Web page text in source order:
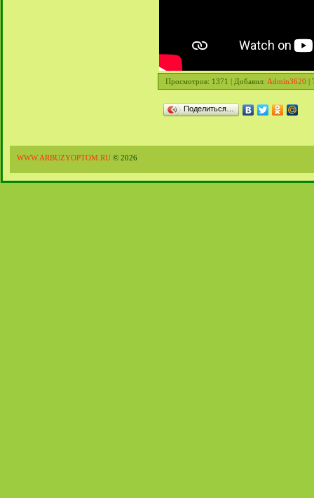
Просмотров: 1371 | Добавил: Admin3620 |
Поделиться…
WWW.ARBUZYOPTOM.RU © 2026